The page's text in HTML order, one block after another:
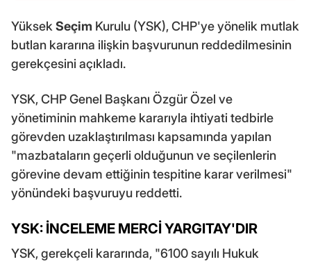
YüksekSeçim Kurulu (YSK), CHP'ye yönelik mutlak
butlan kararına ilişkin başvurunun reddedilmesinin
gerekçesini açıkladı.
YSK, CHP Genel Başkanı Özgür Özel ve
yönetiminin mahkeme kararıyla ihtiyati tedbirle
görevden uzaklaştırılması kapsamında yapılan
"mazbataların geçerli olduğunun ve seçilenlerin
görevine devam ettiğinin tespitine karar verilmesi"
yönündeki başvuruyu reddetti.
YSK: İNCELEME MERCİ YARGITAY'DIR
YSK, gerekçeli kararında, "6100 sayılı Hukuk